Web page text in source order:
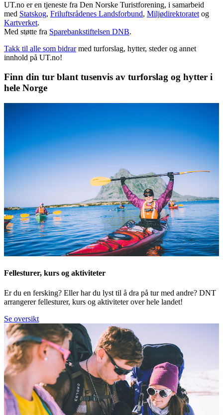
UT.no er en tjeneste fra Den Norske Turistforening, i samarbeid
med Statskog, Friluftsrådenes Landsforbund, Miljødirektoratet og
Kartverket.
Med støtte fra Sparebankstiftelsen DNB.
Takk til alle som bidrar med turforslag, hytter, steder og annet
innhold på UT.no!
Finn din tur blant tusenvis av turforslag og hytter i
hele Norge
Fellesturer, kurs og aktiviteter
Er du en fersking? Eller har du lyst til å dra på tur med andre? DNT
arrangerer fellesturer, kurs og aktiviteter over hele landet!
Se oversikt